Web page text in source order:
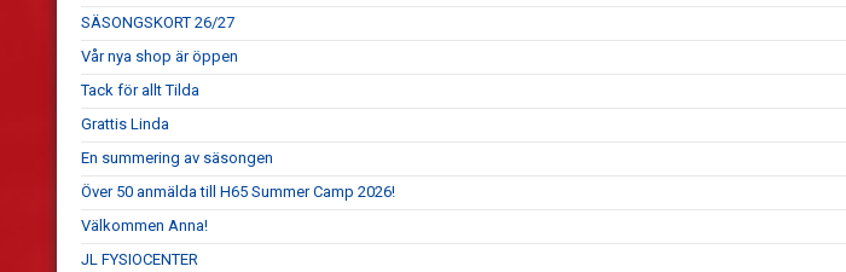
SÄSONGSKORT 26/27
Vår nya shop är öppen
Tack för allt Tilda
Grattis Linda
En summering av säsongen
Över 50 anmälda till H65 Summer Camp 2026!
Välkommen Anna!
JL FYSIOCENTER